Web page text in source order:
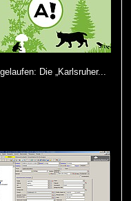
Die „Karlsruher...